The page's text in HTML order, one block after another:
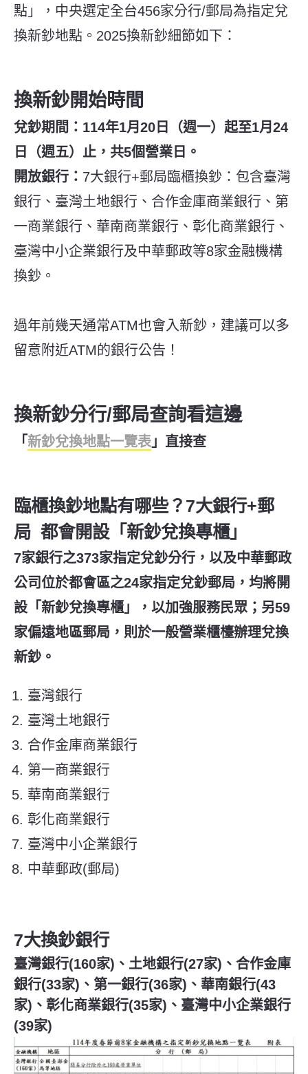
點」，中央選定全台456家分行/郵局為指定兌
換新鈔地點。2025換新鈔細節如下：
換新鈔開始時間
兌鈔期間：114年1月20日（週一）起至1月24
日（週五）止，共5個營業日。
開放銀行： 7大銀行+郵局臨櫃換鈔：包含臺灣
銀行、臺灣土地銀行、合作金庫商業銀行、第
一商業銀行、華南商業銀行、彰化商業銀行、
臺灣中小企業銀行及中華郵政等8家金融機構
換鈔。
過年前幾天通常ATM也會入新鈔，建議可以多
留意附近ATM的銀行公告！
換新鈔分行/郵局查詢看這邊
「 新鈔兌換地點一覽表 」直接查
臨櫃換鈔地點有哪些？7大銀行+郵
局 都會開設「新鈔兌換專櫃」
7家銀行之373家指定兌鈔分行，以及中華郵政
公司位於都會區之24家指定兌鈔郵局，均將開
設「新鈔兌換專櫃」，以加強服務民眾；另59
家偏遠地區郵局，則於一般營業櫃檯辦理兌換
新鈔。
臺灣銀行
臺灣土地銀行
合作金庫商業銀行
第一商業銀行
華南商業銀行
彰化商業銀行
臺灣中小企業銀行
中華郵政(郵局)
7大換鈔銀行
臺灣銀行(160家)、土地銀行(27家)、合作金庫
銀行(33家)、第一銀行(36家)、華南銀行(43
家)、彰化商業銀行(35家)、臺灣中小企業銀行
(39家)